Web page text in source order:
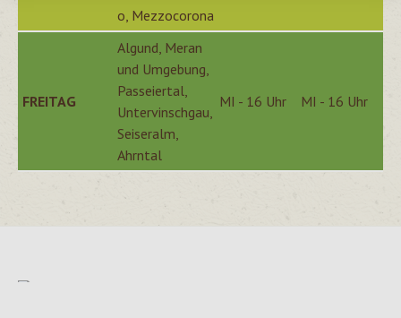
o, Mezzocorona
FREITAG
Algund, Meran
und Umgebung,
Passeiertal,
Untervinschgau,
Seiseralm,
Ahrntal
MI - 16 Uhr MI - 16 Uhr